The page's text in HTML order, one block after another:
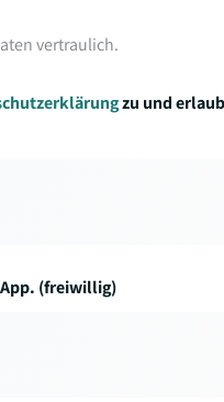
vertraulich.
zu und
(freiwillig)